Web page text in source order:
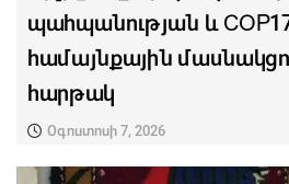
պահպանության և
համայնքային
հարթակ
Օգոստոսի 7, 2026